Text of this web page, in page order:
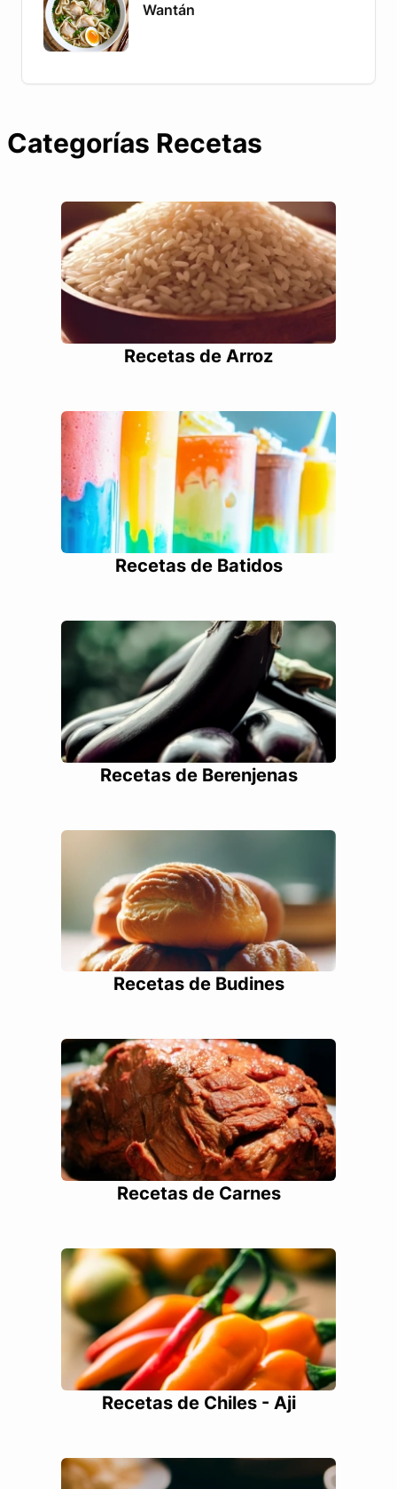
Wantán
Categorías Recetas
Recetas de Arroz
Recetas de Batidos
Recetas de Berenjenas
Recetas de Budines
Recetas de Carnes
Recetas de Chiles - Aji